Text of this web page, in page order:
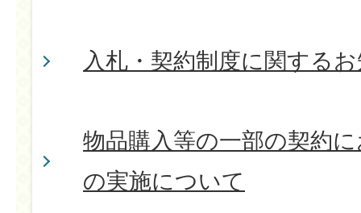
入札・契約制度に関する
物品購入等の一部の契約
の実施について